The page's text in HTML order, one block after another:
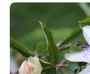
Wohnungen zieren.